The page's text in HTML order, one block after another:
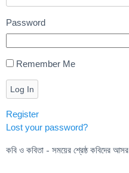
Password
Remember Me
Log In
Register
Lost your password?
কবি ও কবিতা - সময়ের শ্রেষ্ঠ কবিদের আসর